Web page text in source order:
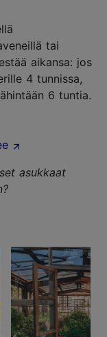
tai
aikansa: jos
4 tunnissa,
6 tuntia.
asukkaat